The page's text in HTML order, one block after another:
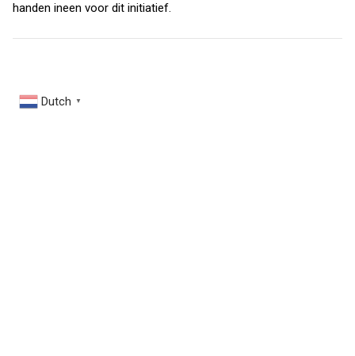
handen ineen voor dit initiatief.
Dutch ▼